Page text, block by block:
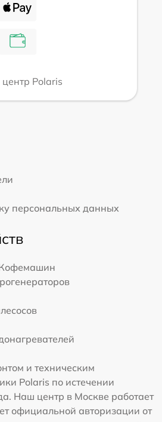
Polaris
персональных данных
и техническим
Polaris по истечении
Наш центр в Москве работает
официальной авторизации от